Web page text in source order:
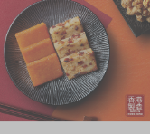
奇華茶室
聯絡奇華
加入奇華